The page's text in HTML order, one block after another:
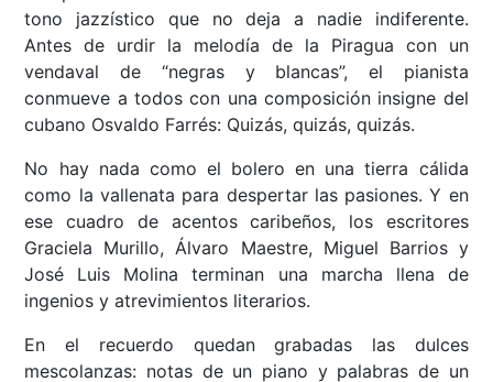
tono jazzístico que no deja a nadie indiferente.
Antes de urdir la melodía de la Piragua con un
vendaval de “negras y blancas”, el pianista
conmueve a todos con una composición insigne del
cubano Osvaldo Farrés: Quizás, quizás, quizás.
No hay nada como el bolero en una tierra cálida
como la vallenata para despertar las pasiones. Y en
ese cuadro de acentos caribeños, los escritores
Graciela Murillo, Álvaro Maestre, Miguel Barrios y
José Luis Molina terminan una marcha llena de
ingenios y atrevimientos literarios.
En el recuerdo quedan grabadas las dulces
mescolanzas: notas de un piano y palabras de un